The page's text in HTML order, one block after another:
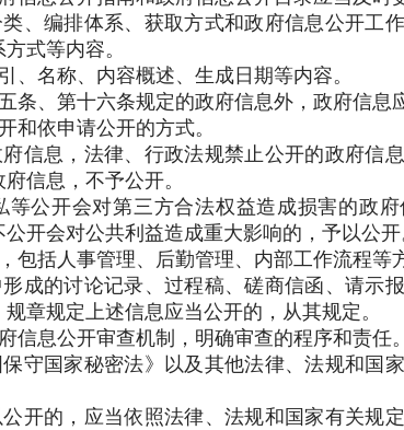
、编排体系、获取方式和政府信息公开工
式等内容。
、名称、内容概述、生成日期等内容。
条、第十六条规定的政府信息外，政府信息
和依申请公开的方式。
信息，法律、行政法规禁止公开的政府信
信息，不予公开。
公开会对第三方合法权益造成损害的政
开会对公共利益造成重大影响的，予以公
包括人事管理、后勤管理、内部工作流程等
成的讨论记录、过程稿、磋商信函、请示
章规定上述信息应当公开的，从其规定。
信息公开审查机制，明确审查的程序和责任
守国家秘密法》以及其他法律、法规和国
开的，应当依照法律、法规和国家有关规